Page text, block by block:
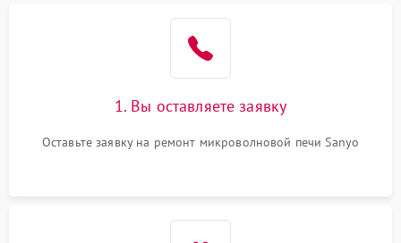
1. Вы оставляете заявку
Оставьте заявку на ремонт микроволновой печи Sanyo